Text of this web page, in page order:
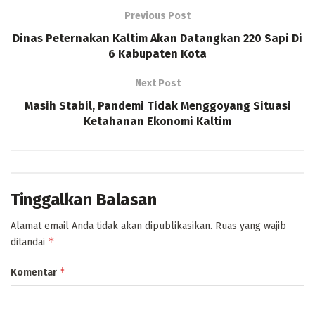
Previous Post
Dinas Peternakan Kaltim Akan Datangkan 220 Sapi Di
6 Kabupaten Kota
Next Post
Masih Stabil, Pandemi Tidak Menggoyang Situasi
Ketahanan Ekonomi Kaltim
Tinggalkan Balasan
Alamat email Anda tidak akan dipublikasikan. Ruas yang wajib
ditandai *
Komentar *